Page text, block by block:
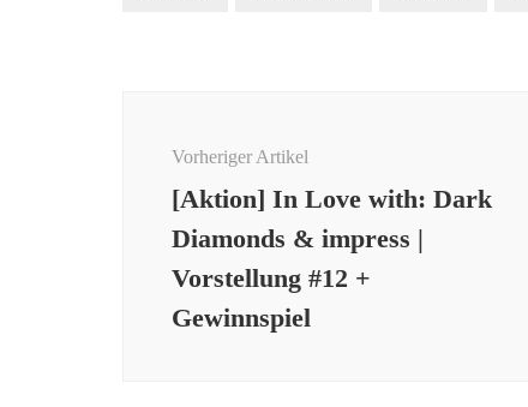
Vorheriger Artikel
[Aktion] In Love with: Dark
Diamonds & impress |
Vorstellung #12 +
Gewinnspiel